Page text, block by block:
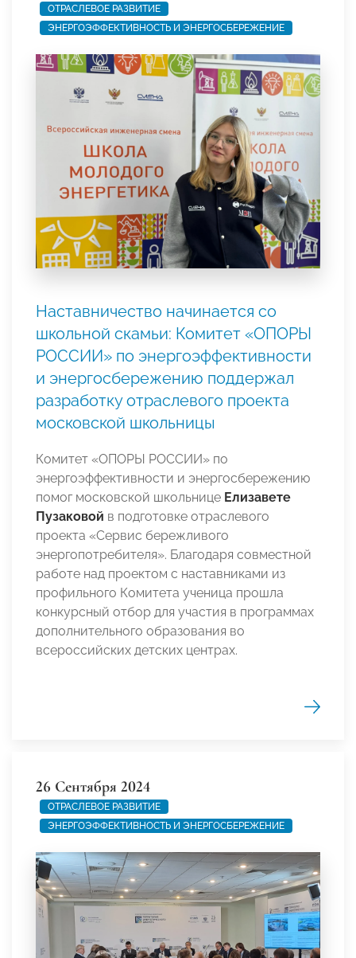
ОТРАСЛЕВОЕ РАЗВИТИЕ
ЭНЕРГОЭФФЕКТИВНОСТЬ И ЭНЕРГОСБЕРЕЖЕНИЕ
Наставничество начинается со
школьной скамьи: Комитет «ОПОРЫ
РОССИИ» по энергоэффективности
и энергосбережению поддержал
разработку отраслевого проекта
московской школьницы
Комитет «ОПОРЫ РОССИИ» по
энергоэффективности и энергосбережению
помог московской школьнице Елизавете
Пузаковой в подготовке отраслевого
проекта «Сервис бережливого
энергопотребителя». Благодаря совместной
работе над проектом с наставниками из
профильного Комитета ученица прошла
конкурсный отбор для участия в программах
дополнительного образования во
всероссийских детских центрах.
26 Сентября 2024
ОТРАСЛЕВОЕ РАЗВИТИЕ
ЭНЕРГОЭФФЕКТИВНОСТЬ И ЭНЕРГОСБЕРЕЖЕНИЕ